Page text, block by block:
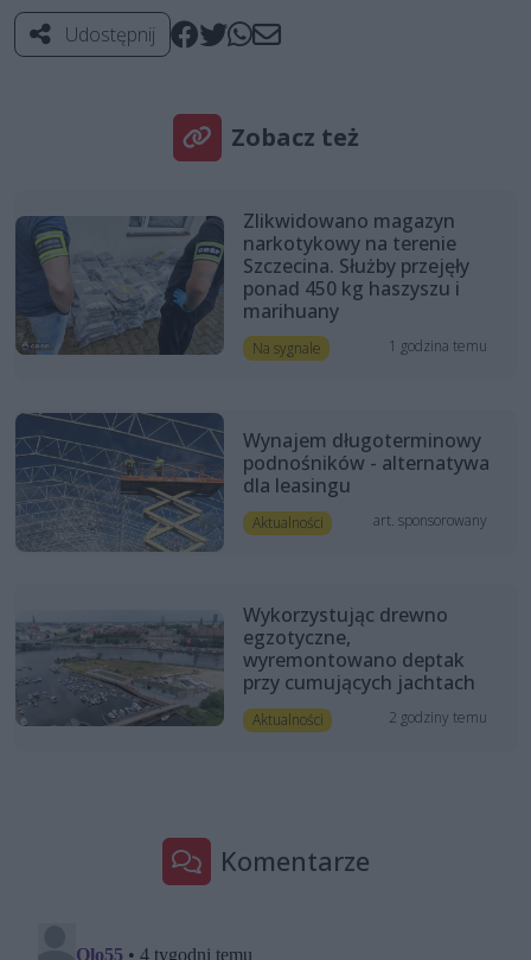
Udostępnij
Zobacz też
Zlikwidowano magazyn
narkotykowy na terenie
Szczecina. Służby przejęły
ponad 450 kg haszyszu i
marihuany
Na sygnale 1 godzina temu
Wynajem długoterminowy
podnośników - alternatywa
dla leasingu
Aktualności art. sponsorowany
Wykorzystując drewno
egzotyczne,
wyremontowano deptak
przy cumujących jachtach
Aktualności 2 godziny temu
Komentarze